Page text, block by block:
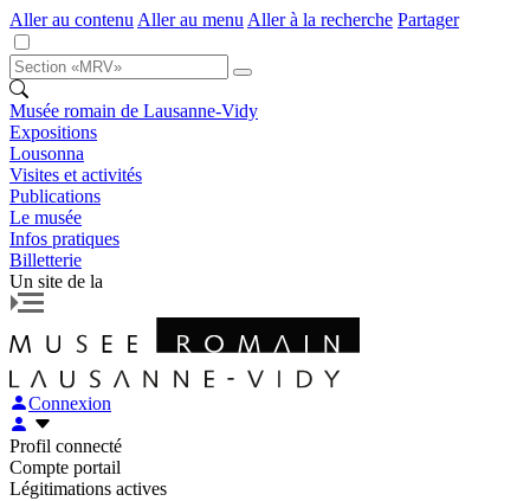
Aller au contenu Aller au menu Aller à la recherche Partager
Musée romain de Lausanne-Vidy
Expositions
Lousonna
Visites et activités
Publications
Le musée
Infos pratiques
Billetterie
Un site de la
Connexion
Profil connecté
Compte portail
Légitimations actives